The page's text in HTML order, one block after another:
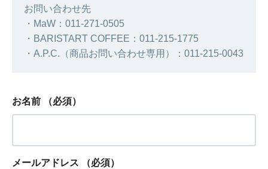
お問い合わせ先
・MaW：011-271-0505
・BARISTART COFFEE：011-215-1775
・A.P.C.（商品お問い合わせ専用）：011-215-0043
お名前 （必須）
メールアドレス （必須）